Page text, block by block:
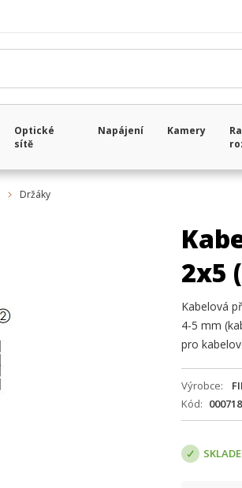
Optické
sítě
Napájení Kamery
Držáky
2x5
Kabelová
4-5 mm
pro
Výrobce
Kód